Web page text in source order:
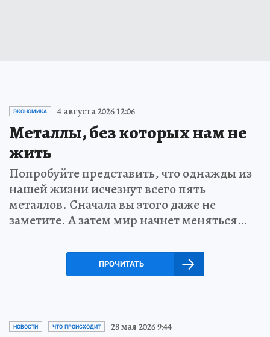
ЭКОНОМИКА 4 августа 2026 12:06
Металлы, без которых нам не
жить
Попробуйте представить, что однажды из
нашей жизни исчезнут всего пять
металлов. Сначала вы этого даже не
заметите. А затем мир начнет меняться…
ПРОЧИТАТЬ
НОВОСТИ ЧТО ПРОИСХОДИТ 28 мая 2026 9:44